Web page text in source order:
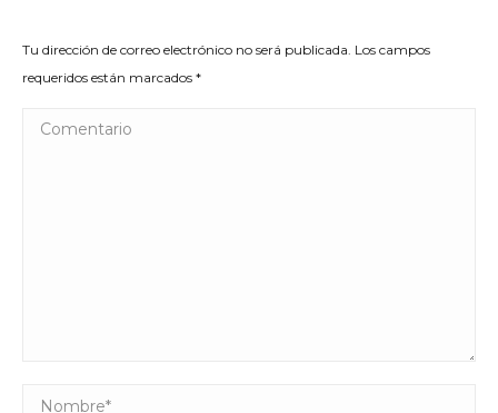
Tu dirección de correo electrónico no será publicada. Los campos
requeridos están marcados *
Comentario
Nombre *